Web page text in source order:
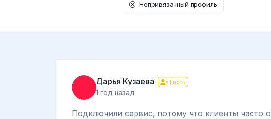
Непривязанный профиль
Дарья Кузаева Гость
1 год назад
Подключили сервис, потому что клиенты